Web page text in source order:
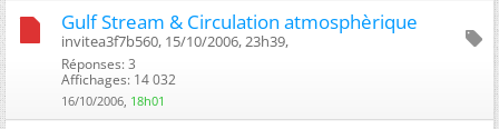
Gulf Stream & Circulation atmosphèrique
invitea3f7b560, 15/10/2006, 23h39, ‎
Réponses: 3
Affichages: 14 032
16/10/2006, 18h01